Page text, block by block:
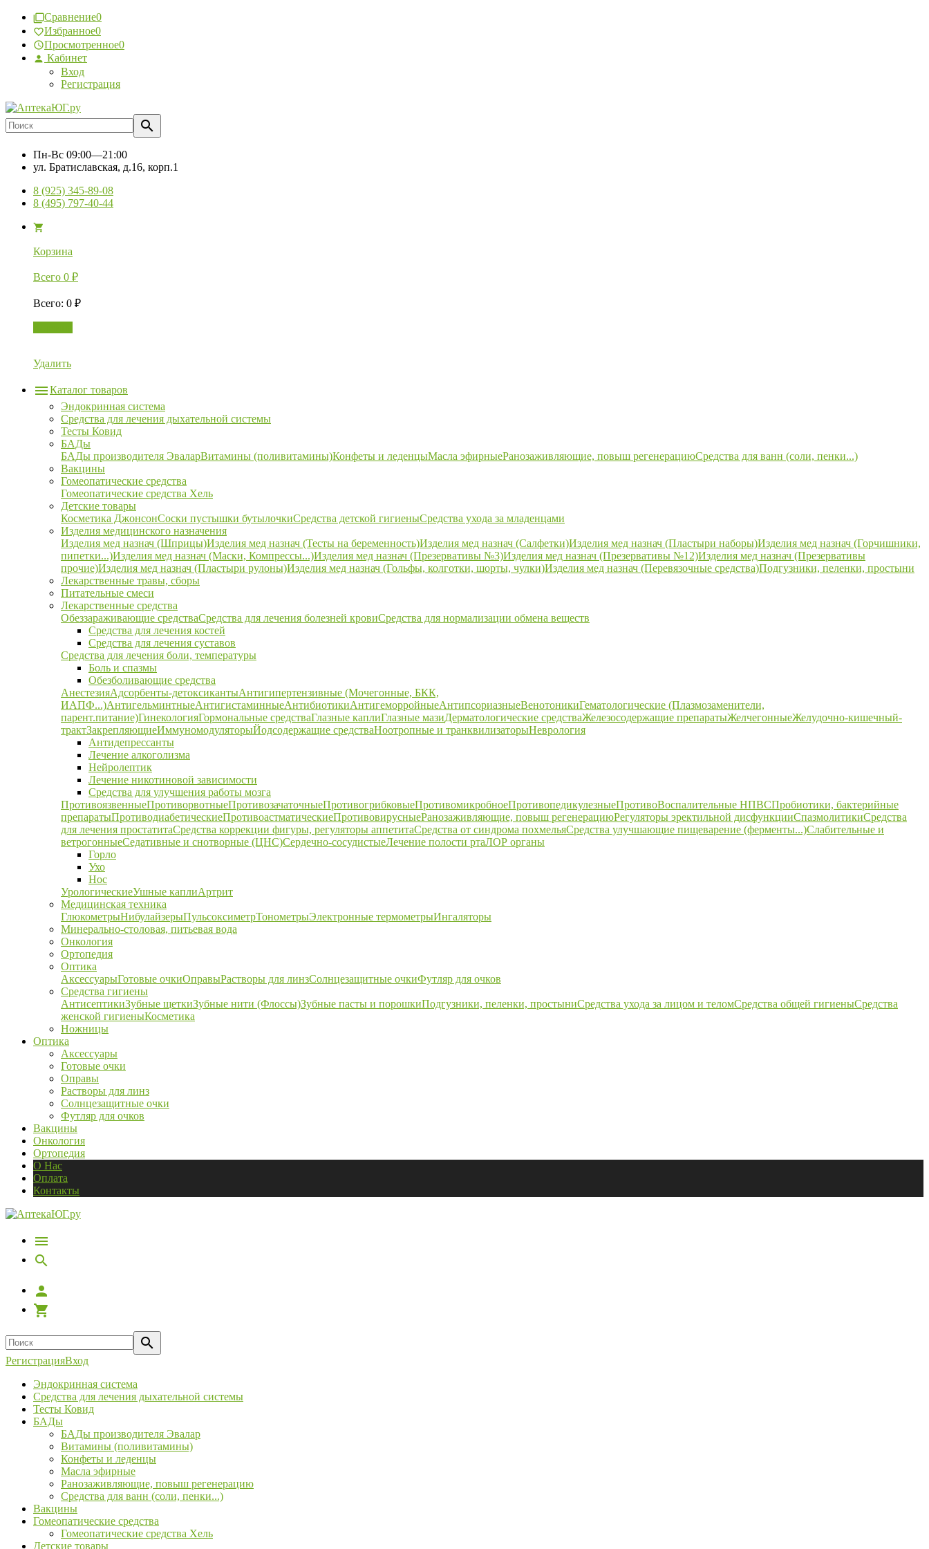
Сравнение0
Избранное0
Просмотренное0
Кабинет
Вход
Регистрация
Пн-Вс 09:00—21:00
ул. Братиславская, д.16, корп.1
8 (925) 345-89-08
8 (495) 797-40-44
Корзина
Всего 0 ₽
Всего: 0 ₽
Удалить
Каталог товаров
Эндокринная система
Средства для лечения дыхательной системы
Тесты Ковид
БАДы
БАДы производителя ЭваларВитамины (поливитамины)Конфеты и леденцыМасла эфирныеРанозаживляющие, повыш регенерациюСредства для ванн (соли, пенки...)
Вакцины
Гомеопатические средства
Гомеопатические средства Хель
Детские товары
Косметика ДжонсонСоски пустышки бутылочкиСредства детской гигиеныСредства ухода за младенцами
Изделия медицинского назначения
Изделия мед назнач (Шприцы)Изделия мед назнач (Тесты на беременность)Изделия мед назнач (Салфетки)Изделия мед назнач (Пластыри наборы)Изделия мед назнач (Горчишники,
пипетки...)Изделия мед назнач (Маски, Компрессы...)Изделия мед назнач (Презервативы №3)Изделия мед назнач (Презервативы №12)Изделия мед назнач (Презервативы
прочие)Изделия мед назнач (Пластыри рулоны)Изделия мед назнач (Гольфы, колготки, шорты, чулки)Изделия мед назнач (Перевязочные средства)Подгузники, пеленки, простыни
Лекарственные травы, сборы
Питательные смеси
Лекарственные средства
Обеззараживающие средстваСредства для лечения болезней кровиСредства для нормализации обмена веществ
Средства для лечения костей
Средства для лечения суставов
Средства для лечения боли, температуры
Боль и спазмы
Обезболивающие средства
АнестезияАдсорбенты-детоксикантыАнтигипертензивные (Мочегонные, БКК,
ИАПФ...)АнтигельминтныеАнтигистаминныеАнтибиотикиАнтигеморройныеАнтипсориазныеВенотоникиГематологические (Плазмозаменители,
парент.питание)ГинекологияГормональные средстваГлазные каплиГлазные мазиДерматологические средстваЖелезосодержащие препаратыЖелчегонныеЖелудочно-кишечный-
трактЗакрепляющиеИммуномодуляторыЙодсодержащие средстваНоотропные и транквилизаторыНеврология
Антидепрессанты
Лечение алкоголизма
Нейролептик
Лечение никотиновой зависимости
Средства для улучшения работы мозга
ПротивоязвенныеПротиворвотныеПротивозачаточныеПротивогрибковыеПротивомикробноеПротивопедикулезныеПротивоВоспалительные НПВСПробиотики, бактерийные
препаратыПротиводиабетическиеПротивоастматическиеПротивовирусныеРанозаживляющие, повыш регенерациюРегуляторы эректильной дисфункцииСпазмолитикиСредства
для лечения простатитаСредства коррекции фигуры, регуляторы аппетитаСредства от синдрома похмельяСредства улучшающие пищеварение (ферменты...)Слабительные и
ветрогонныеСедативные и снотворные (ЦНС)Сердечно-сосудистыеЛечение полости ртаЛОР органы
Горло
Ухо
Нос
УрологическиеУшные каплиАртрит
Медицинская техника
ГлюкометрыНибулайзерыПульсоксиметрТонометрыЭлектронные термометрыИнгаляторы
Минерально-столовая, питьевая вода
Онкология
Ортопедия
Оптика
АксессуарыГотовые очкиОправыРастворы для линзСолнцезащитные очкиФутляр для очков
Средства гигиены
АнтисептикиЗубные щеткиЗубные нити (Флоссы)Зубные пасты и порошкиПодгузники, пеленки, простыниСредства ухода за лицом и теломСредства общей гигиеныСредства
женской гигиеныКосметика
Ножницы
Оптика
Аксессуары
Готовые очки
Оправы
Растворы для линз
Солнцезащитные очки
Футляр для очков
Вакцины
Онкология
Ортопедия
О Нас
Оплата
Контакты
РегистрацияВход
Эндокринная система
Средства для лечения дыхательной системы
Тесты Ковид
БАДы
БАДы производителя Эвалар
Витамины (поливитамины)
Конфеты и леденцы
Масла эфирные
Ранозаживляющие, повыш регенерацию
Средства для ванн (соли, пенки...)
Вакцины
Гомеопатические средства
Гомеопатические средства Хель
Детские товары